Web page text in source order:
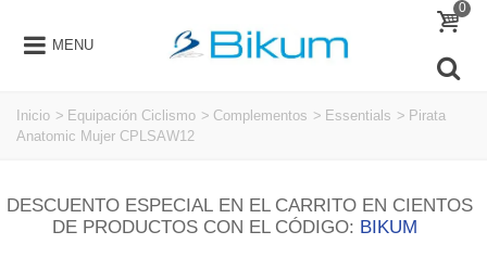
MENU
0
Inicio > Equipación Ciclismo > Complementos > Essentials > Pirata
Anatomic Mujer CPLSAW12
DESCUENTO ESPECIAL EN EL CARRITO EN CIENTOS
DE PRODUCTOS CON EL CÓDIGO: BIKUM